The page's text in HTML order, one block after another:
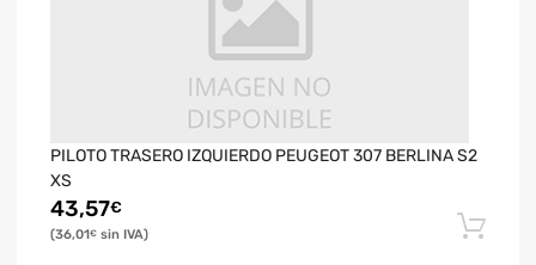
PILOTO TRASERO IZQUIERDO PEUGEOT 307 BERLINA S2
XS
43,57€
36,01€